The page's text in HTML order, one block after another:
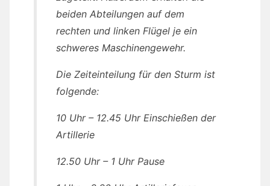
beiden Abteilungen auf dem
rechten und linken Flügel je ein
schweres Maschinengewehr.
Die Zeiteinteilung für den Sturm ist
folgende:
10 Uhr – 12.45 Uhr Einschießen der
Artillerie
12.50 Uhr – 1 Uhr Pause